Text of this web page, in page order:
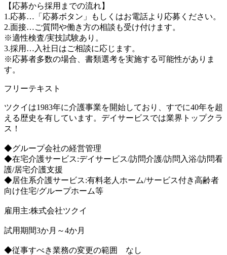
【応募から採用までの流れ】
1.応募…「応募ボタン」もしくはお電話より応募ください。
2.面接…ご質問や働き方の相談も受け付けます。
※適性検査/実技試験あり。
3.採用…入社日はご相談に応じます。
※応募者多数の場合、書類選考を実施する可能性がありま
す。
フリーテキスト
ツクイは1983年に介護事業を開始しており、すでに40年を超
える歴史を有しています。デイサービスでは業界トップクラ
ス！
◆グループ会社の経営管理
◆在宅介護サービス:デイサービス/訪問介護/訪問入浴/訪問看
護/居宅介護支援
◆居住系介護サービス:有料老人ホーム/サービス付き高齢者
向け住宅/グループホーム等
雇用主:株式会社ツクイ
試用期間3か月～4か月
◆従事すべき業務の変更の範囲 なし